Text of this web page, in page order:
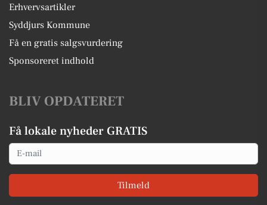
Erhvervsartikler
Syddjurs Kommune
Få en gratis salgsvurdering
Sponsoreret indhold
BLIV OPDATERET
Få lokale nyheder GRATIS
Email
Tilmeld